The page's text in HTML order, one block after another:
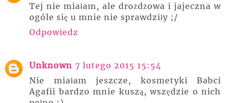
Tej nie miałam, ale drożdżowa i jajeczna w
ogóle się u mnie nie sprawdziły ;/
Odpowiedz
Unknown 7 lutego 2015 15:54
Nie miałam jeszcze, kosmetyki Babci
Agafii bardzo mnie kuszą, wszędzie o nich